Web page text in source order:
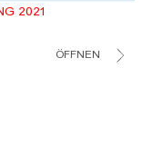
2021
ÖFFNEN